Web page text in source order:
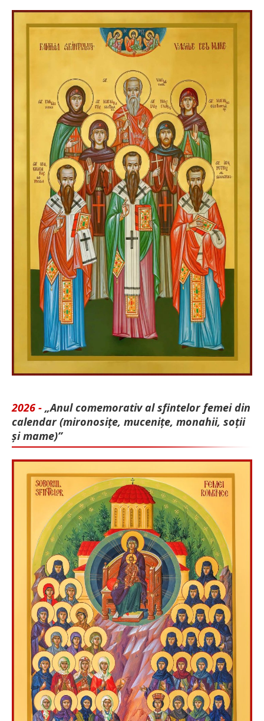
2026 - „Anul comemorativ al sfintelor femei din
calendar (mironosițe, mu­cenițe, monahii, soții
și mame)”